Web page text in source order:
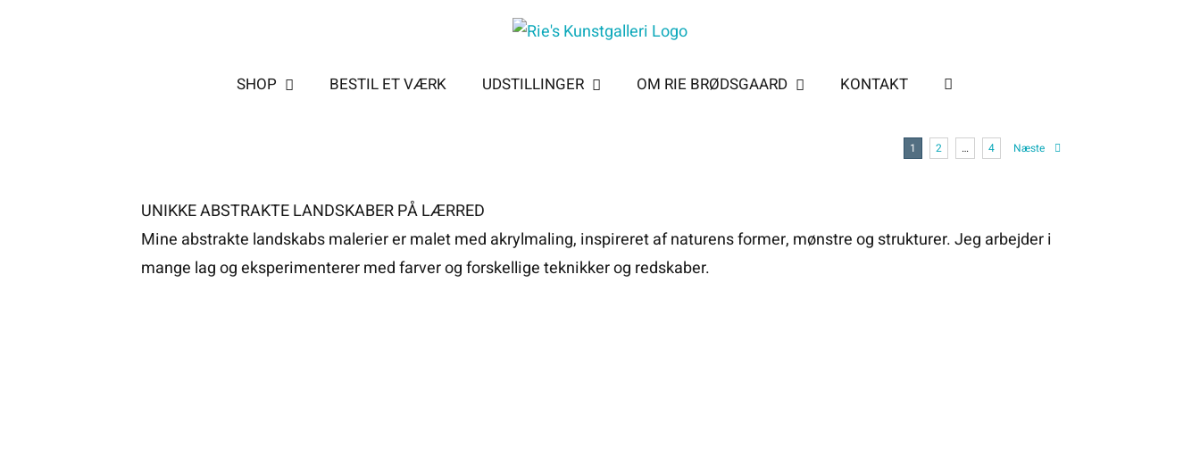
SHOP BESTIL ET VÆRK UDSTILLINGER OM RIE BRØDSGAARD KONTAKT
1 2 … 4 Næste
UNIKKE ABSTRAKTE LANDSKABER PÅ LÆRRED
Mine abstrakte landskabs malerier er malet med akrylmaling, inspireret af naturens former, mønstre og strukturer. Jeg arbejder i
mange lag og eksperimenterer med farver og forskellige teknikker og redskaber.